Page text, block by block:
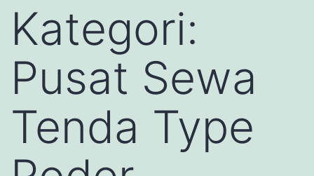
Kategori:
Pusat Sewa
Tenda Type